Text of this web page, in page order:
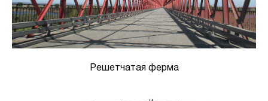
Решетчатая ферма